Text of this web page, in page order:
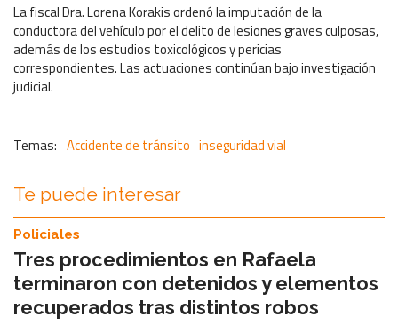
La fiscal Dra. Lorena Korakis ordenó la imputación de la
conductora del vehículo por el delito de lesiones graves culposas,
además de los estudios toxicológicos y pericias
correspondientes. Las actuaciones continúan bajo investigación
judicial.
Accidente de tránsito inseguridad vial
Te puede interesar
Tres procedimientos en Rafaela
terminaron con detenidos y elementos
recuperados tras distintos robos
Policiales